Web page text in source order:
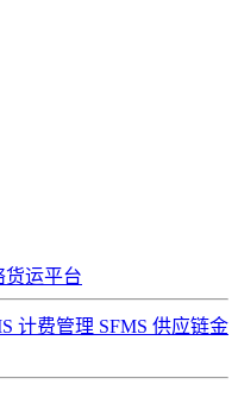
货运平台
计费管理 SFMS 供应链金